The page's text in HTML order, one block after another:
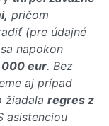
pričom
(pre údajné
napokon
eur. Bez
aj prípad
žiadala regres z
asistenciou